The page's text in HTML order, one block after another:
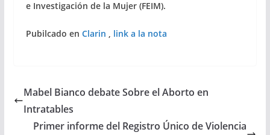
e Investigación de la Mujer (FEIM).
Pubilcado en Clarin link a la nota
Mabel Bianco debate Sobre el Aborto en
Intratables
Primer informe del Registro Único de Violencia